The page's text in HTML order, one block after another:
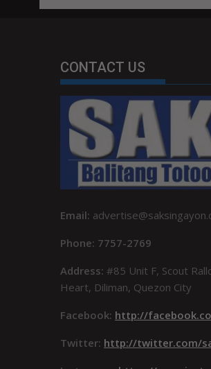
CONTACT US
Email:
Phone: 7757-2769
Address: #85 Unit F, Scout
Heart, Diliman, Quezon City
Facebook: http://
Twitter: http://twitter.com/